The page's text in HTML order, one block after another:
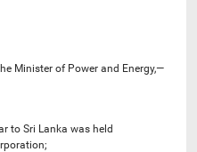
Minister of Power and Energy,—
to Sri Lanka was held